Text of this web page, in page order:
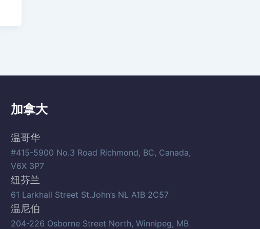
加拿大
温哥华
#415-5900 No.3 Road Richmond, BC, Canada,
V6X 3P7
纽芬兰
61 Larkhall Street St.John’s NL A1B 2C57
温尼伯
204-226 Osborne Street North, Winnipeg, MB